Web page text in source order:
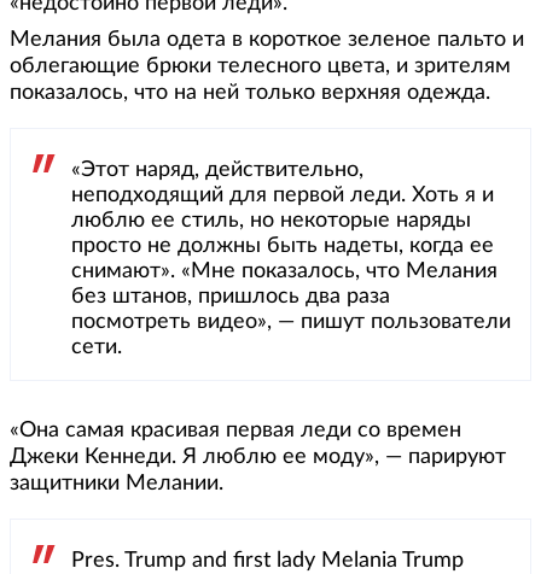
Мелания была одета в короткое зеленое пальто и
облегающие брюки телесного цвета, и зрителям
показалось, что на ней только верхняя одежда.
«Этот наряд, действительно,
неподходящий для первой леди. Хоть я и
люблю ее стиль, но некоторые наряды
просто не должны быть надеты, когда ее
снимают». «Мне показалось, что Мелания
без штанов, пришлось два раза
посмотреть видео», — пишут пользователи
сети.
«Она самая красивая первая леди со времен
Джеки Кеннеди. Я люблю ее моду», — парируют
защитники Мелании.
Pres. Trump and first lady Melania Trump